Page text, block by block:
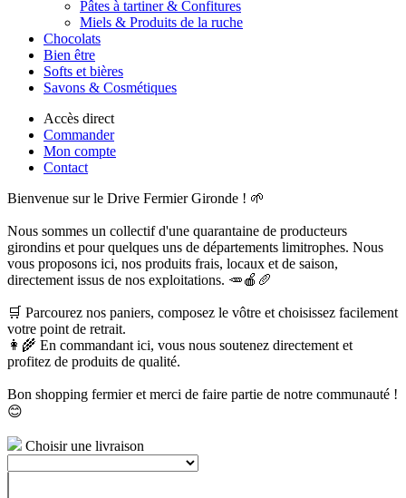
Pâtes à tartiner & Confitures
Miels & Produits de la ruche
Chocolats
Bien être
Softs et bières
Savons & Cosmétiques
Accès direct
Commander
Mon compte
Contact
Bienvenue sur le Drive Fermier Gironde ! 🌱
Nous sommes un collectif d'une quarantaine de producteurs
girondins et pour quelques uns de départements limitrophes. Nous
vous proposons ici, nos produits frais, locaux et de saison,
directement issus de nos exploitations. 🥕🍎🥖
🛒 Parcourez nos paniers, composez le vôtre et choisissez facilement
votre point de retrait.
👩‍🌾 En commandant ici, vous nous soutenez directement et
profitez de produits de qualité.
Bon shopping fermier et merci de faire partie de notre communauté !
😊
Choisir une livraison